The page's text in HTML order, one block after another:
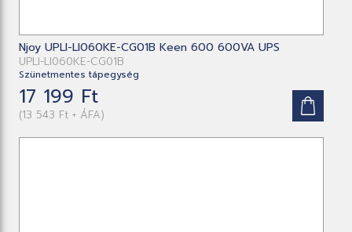
Njoy UPLI-LI060KE-CG01B Keen 600 600VA UPS
UPLI-LI060KE-CG01B
Szünetmentes tápegység
17 199 Ft
(13 543 Ft + ÁFA)